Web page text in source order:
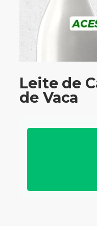
Leite de
de Vaca